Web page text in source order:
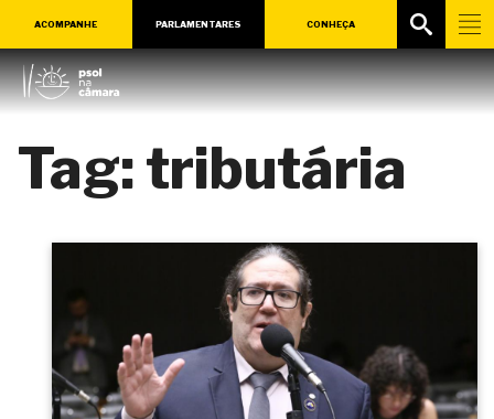
ACOMPANHE PARLAMENTARES CONHEÇA
Tag:tributária